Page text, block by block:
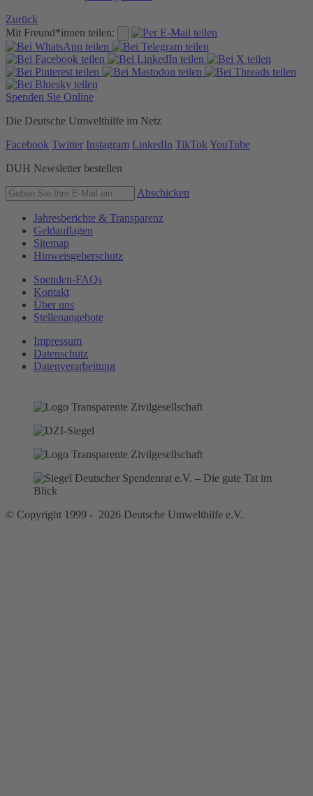
Zurück
Mit Freund*innen teilen:
Spenden Sie Online
Die Deutsche Umwelthilfe im Netz
Facebook Twitter Instagram LinkedIn TikTok YouTube
DUH Newsletter bestellen
Abschicken
Jahresberichte & Transparenz
Geldauflagen
Sitemap
Hinweisgeberschutz
Spenden-FAQs
Kontakt
Über uns
Stellenangebote
Impressum
Datenschutz
Datenverarbeitung
© Copyright 1999 - 2026 Deutsche Umwelthilfe e.V.